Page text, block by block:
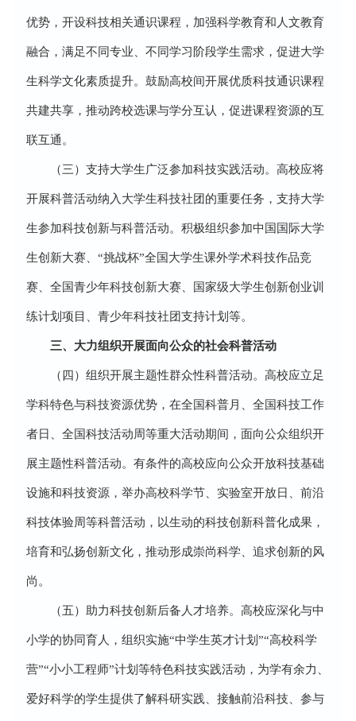
优势，开设科技相关通识课程，加强科学教育和人文教育
融合，满足不同专业、不同学习阶段学生需求，促进大学
生科学文化素质提升。鼓励高校间开展优质科技通识课程
共建共享，推动跨校选课与学分互认，促进课程资源的互
联互通。
（三）支持大学生广泛参加科技实践活动。高校应将
开展科普活动纳入大学生科技社团的重要任务，支持大学
生参加科技创新与科普活动。积极组织参加中国国际大学
生创新大赛、“挑战杯”全国大学生课外学术科技作品竞
赛、全国青少年科技创新大赛、国家级大学生创新创业训
练计划项目、青少年科技社团支持计划等。
三、大力组织开展面向公众的社会科普活动
（四）组织开展主题性群众性科普活动。高校应立足
学科特色与科技资源优势，在全国科普月、全国科技工作
者日、全国科技活动周等重大活动期间，面向公众组织开
展主题性科普活动。有条件的高校应向公众开放科技基础
设施和科技资源，举办高校科学节、实验室开放日、前沿
科技体验周等科普活动，以生动的科技创新科普化成果，
培育和弘扬创新文化，推动形成崇尚科学、追求创新的风
尚。
（五）助力科技创新后备人才培养。高校应深化与中
小学的协同育人，组织实施“中学生英才计划”“高校科学
营”“小小工程师”计划等特色科技实践活动，为学有余力、
爱好科学的学生提供了解科研实践、接触前沿科技、参与